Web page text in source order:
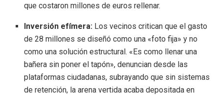
que costaron millones de euros rellenar.
Inversión efímera: Los vecinos critican que el gasto
de 28 millones se diseñó como una «foto fija» y no
como una solución estructural. «Es como llenar una
bañera sin poner el tapón», denuncian desde las
plataformas ciudadanas, subrayando que sin sistemas
de retención, la arena vertida acaba depositada en